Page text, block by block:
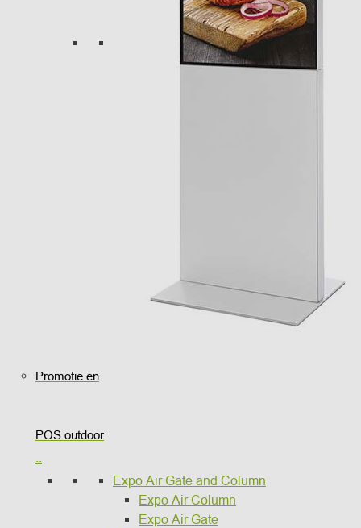
Promotie en
POS outdoor
Expo Air Gate and Column
Expo Air Column
Expo Air Gate